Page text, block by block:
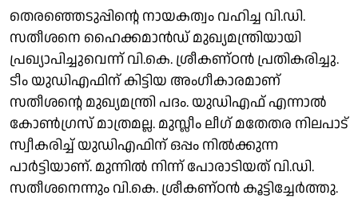
തെരഞ്ഞെടുപ്പിൻ്റെ നായകത്വം വഹിച്ച വി.ഡി.
സതീശനെ ഹൈക്കമാൻഡ് മുഖ്യമന്ത്രിയായി
പ്രഖ്യാപിച്ചുവെന്ന് വി.കെ. ശ്രീകണ്ഠൻ പ്രതികരിച്ചു.
ടീം യുഡിഎഫിന് കിട്ടിയ അംഗീകാരമാണ്
സതീശൻ്റെ മുഖ്യമന്ത്രി പദം. യുഡിഎഫ് എന്നാൽ
കോൺഗ്രസ് മാത്രമല്ല. മുസ്ലീം ലീഗ് മതേതര നിലപാട്
സ്വീകരിച്ച് യുഡിഎഫിന് ഒപ്പം നിൽക്കുന്ന
പാർട്ടിയാണ്. മുന്നിൽ നിന്ന് പോരാടിയത് വി.ഡി.
സതീശനെന്നും വി.കെ. ശ്രീകണ്ഠൻ കൂട്ടിച്ചേർത്തു.